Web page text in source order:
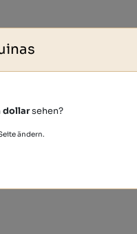
dollarsehen?
ändern.